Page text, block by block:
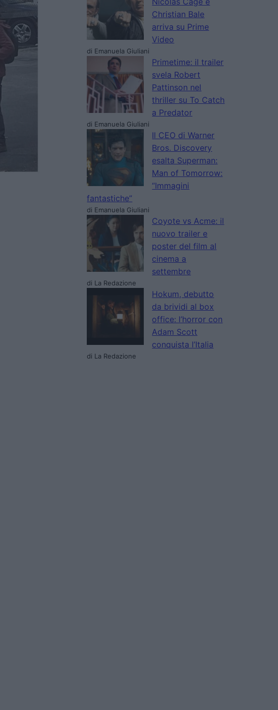
Christian Bale
arriva su Prime
Video
di Emanuela Giuliani
Primetime: il trailer
svela Robert
Pattinson nel
thriller su To Catch
a Predator
di Emanuela Giuliani
Il CEO di Warner
Bros. Discovery
esalta Superman:
Man of Tomorrow:
“Immagini
fantastiche”
di Emanuela Giuliani
Coyote vs Acme: il
nuovo trailer e
poster del film al
cinema a
settembre
di La Redazione
Hokum, debutto
da brividi al box
office: l’horror con
Adam Scott
conquista l’Italia
di La Redazione